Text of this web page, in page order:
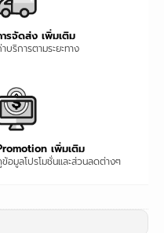
รจัดส่ง เพิ่มเติม
บริการตามระยะทาง
เพิ่มเติม
อมูลโปรโมชั่นและส่วนลดต่างๆ